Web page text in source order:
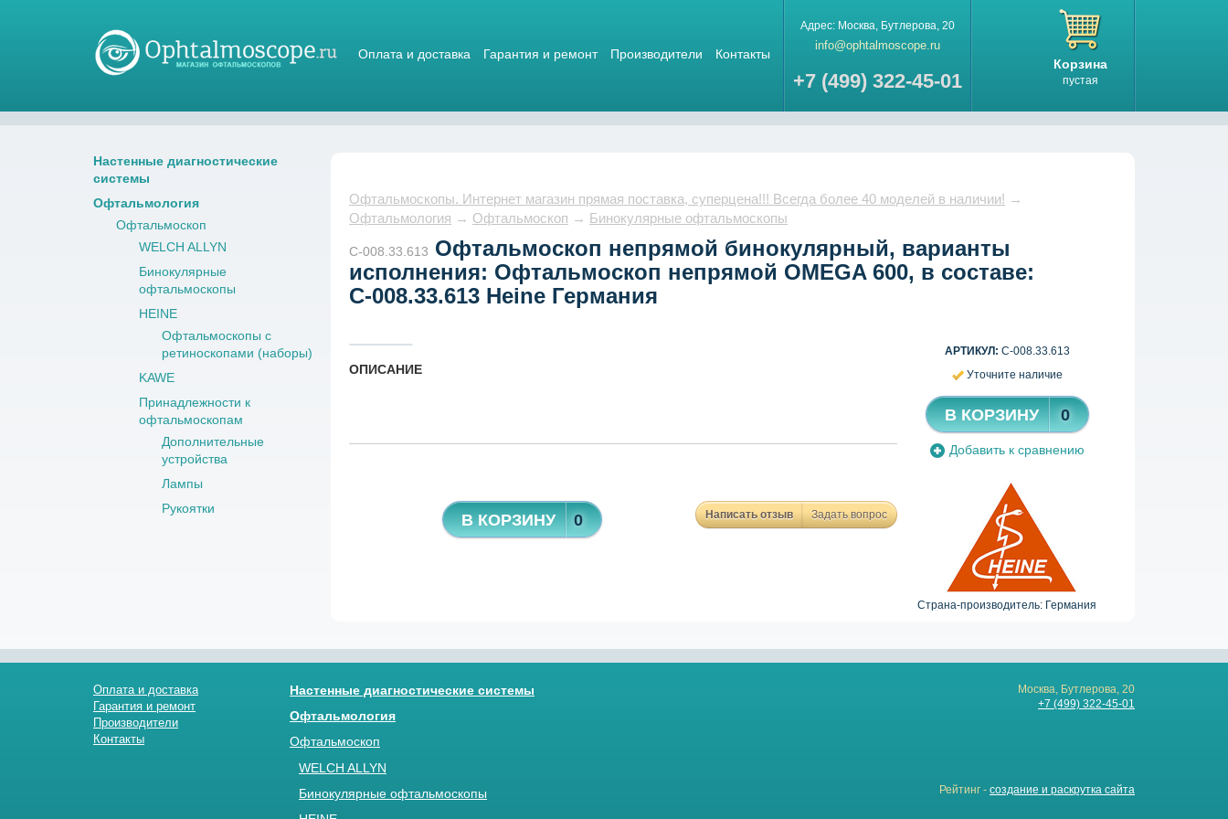
Оплата и доставка Гарантия и ремонт Производители Контакты
Адрес: Москва, Бутлерова, 20
info@ophtalmoscope.ru
+7 (499) 322-45-01
Корзина
пустая
Настенные диагностические
системы
Офтальмология
Офтальмоскоп
WELCH ALLYN
Бинокулярные
офтальмоскопы
HEINE
Офтальмоскопы с
ретиноскопами (наборы)
KAWE
Принадлежности к
офтальмоскопам
Дополнительные
устройства
Лампы
Рукоятки
Офтальмоскопы. Интернет магазин прямая поставка, суперцена!!! Всегда более 40 моделей в наличии! →
Офтальмология → Офтальмоскоп → Бинокулярные офтальмоскопы
С-008.33.613 Офтальмоскоп непрямой бинокулярный, варианты
исполнения: Офтальмоскоп непрямой OMEGA 600, в составе:
С-008.33.613 Heine Германия
АРТИКУЛ: С-008.33.613
Уточните наличие
В КОРЗИНУ 0
Добавить к сравнению
Страна-производитель: Германия
ОПИСАНИЕ
Написать отзыв Задать вопрос
В КОРЗИНУ 0
Оплата и доставка
Гарантия и ремонт
Производители
Контакты
Настенные диагностические системы
Офтальмология
Офтальмоскоп
WELCH ALLYN
Бинокулярные офтальмоскопы
Москва, Бутлерова, 20
+7 (499) 322-45-01
Рейтинг - создание и раскрутка сайта